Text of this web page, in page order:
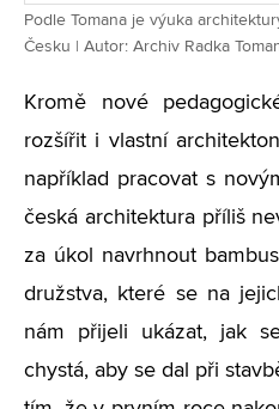
Podle Tomana je výuka
Česku | Autor: Archiv Radka
Kromě nové
rozšířit i vlastní
například pracovat s
česká architektura příliš
za úkol navrhnout
družstva, které se na
nám přijeli ukázat, jak
chystá, aby se dal při